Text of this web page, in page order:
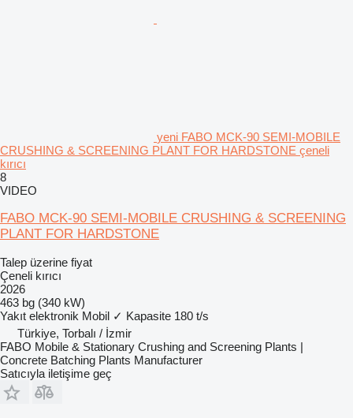
yeni FABO MCK-90 SEMI-MOBILE
CRUSHING & SCREENING PLANT FOR HARDSTONE çeneli
kırıcı
8
VIDEO
FABO MCK-90 SEMI-MOBILE CRUSHING & SCREENING
PLANT FOR HARDSTONE
Talep üzerine fiyat
Çeneli kırıcı
2026
463 bg (340 kW)
Yakıt elektronik Mobil ✓ Kapasite 180 t/s
Türkiye, Torbalı / İzmir
FABO Mobile & Stationary Crushing and Screening Plants |
Concrete Batching Plants Manufacturer
Satıcıyla iletişime geç